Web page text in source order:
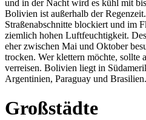
und in der Nacht wird es kühl mit
Bolivien ist außerhalb der
Straßenabschnitte blockiert und im
ziemlich hohen Luftfeuchtigkeit.
eher zwischen Mai und Oktober
trocken. Wer klettern möchte, sollte
verreisen. Bolivien liegt in
Argentinien, Paraguay und
Großstädte